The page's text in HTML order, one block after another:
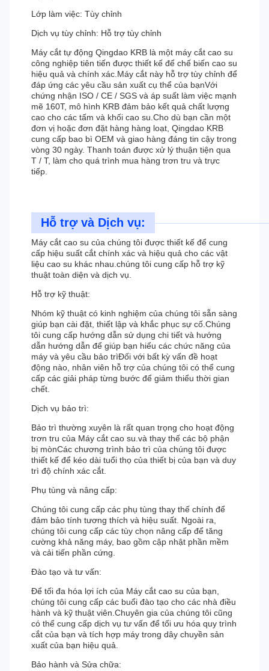
Lớp làm việc: Tùy chỉnh
Dịch vụ tùy chỉnh: Hỗ trợ tùy chỉnh
Máy cắt tự động Qingdao KRB là một máy cắt cao su
công nghiệp tiên tiến được thiết kế để chế biến cao su
hiệu quả và chính xác.Máy cắt này hỗ trợ tùy chỉnh để
đáp ứng các yêu cầu sản xuất cụ thể của bạnVới
chứng nhận ISO / CE / SGS và áp suất làm việc mạnh
mẽ 160T, mô hình KRB đảm bảo kết quả chất lượng
cao cho các tấm và khối cao su.Cho dù bạn cần một
đơn vị hoặc đơn đặt hàng hàng loạt, Qingdao KRB
cung cấp bao bì OEM và giao hàng đáng tin cậy trong
vòng 30 ngày. Thanh toán được xử lý thuận tiện qua
T / T, làm cho quá trình mua hàng trơn tru và trực
tiếp.
Hỗ trợ và Dịch vụ:
Máy cắt cao su của chúng tôi được thiết kế để cung
cấp hiệu suất cắt chính xác và hiệu quả cho các vật
liệu cao su khác nhau.chúng tôi cung cấp hỗ trợ kỹ
thuật toàn diện và dịch vụ.
Hỗ trợ kỹ thuật:
Nhóm kỹ thuật có kinh nghiệm của chúng tôi sẵn sàng
giúp bạn cài đặt, thiết lập và khắc phục sự cố.Chúng
tôi cung cấp hướng dẫn sử dụng chi tiết và hướng
dẫn hướng dẫn để giúp bạn hiểu các chức năng của
máy và yêu cầu bảo trìĐối với bất kỳ vấn đề hoạt
động nào, nhân viên hỗ trợ của chúng tôi có thể cung
cấp các giải pháp từng bước để giảm thiểu thời gian
chết.
Dịch vụ bảo trì:
Bảo trì thường xuyên là rất quan trọng cho hoạt động
trơn tru của Máy cắt cao su.và thay thế các bộ phận
bị mònCác chương trình bảo trì của chúng tôi được
thiết kế để kéo dài tuổi thọ của thiết bị của bạn và duy
trì độ chính xác cắt.
Phụ tùng và nâng cấp:
Chúng tôi cung cấp các phụ tùng thay thế chính để
đảm bảo tính tương thích và hiệu suất. Ngoài ra,
chúng tôi cung cấp các tùy chọn nâng cấp để tăng
cường khả năng máy, bao gồm cập nhật phần mềm
và cải tiến phần cứng.
Đào tạo và tư vấn:
Để tối đa hóa lợi ích của Máy cắt cao su của bạn,
chúng tôi cung cấp các buổi đào tạo cho các nhà điều
hành và kỹ thuật viên.Chuyên gia của chúng tôi cũng
có thể cung cấp dịch vụ tư vấn để tối ưu hóa quy trình
cắt của bạn và tích hợp máy trong dây chuyền sản
xuất của bạn hiệu quả.
Bảo hành và Sửa chữa: